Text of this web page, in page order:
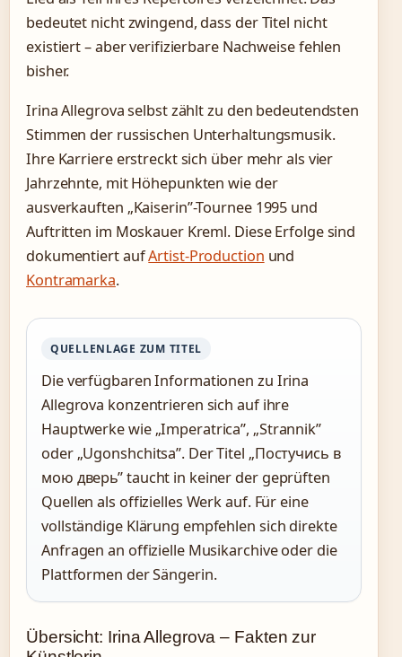
bedeutet nicht zwingend, dass der Titel nicht
existiert – aber verifizierbare Nachweise fehlen
bisher.
Irina Allegrova selbst zählt zu den bedeutendsten
Stimmen der russischen Unterhaltungsmusik.
Ihre Karriere erstreckt sich über mehr als vier
Jahrzehnte, mit Höhepunkten wie der
ausverkauften „Kaiserin”-Tournee 1995 und
Auftritten im Moskauer Kreml. Diese Erfolge sind
dokumentiert aufArtist-Production und
Kontramarka.
QUELLENLAGE ZUM TITEL
Die verfügbaren Informationen zu Irina
Allegrova konzentrieren sich auf ihre
Hauptwerke wie „Imperatrica”, „Strannik”
oder „Ugonshchitsa”. Der Titel „Постучись в
мою дверь” taucht in keiner der geprüften
Quellen als offizielles Werk auf. Für eine
vollständige Klärung empfehlen sich direkte
Anfragen an offizielle Musikarchive oder die
Plattformen der Sängerin.
Übersicht: Irina Allegrova – Fakten zur